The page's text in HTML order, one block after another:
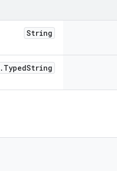
String
. TypedString